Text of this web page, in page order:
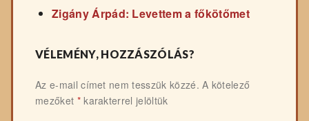
Zigány Árpád: Levettem a főkötőmet
VÉLEMÉNY, HOZZÁSZÓLÁS?
Az e-mail címet nem tesszük közzé. A kötelező
mezőket *karakterrel jelöltük